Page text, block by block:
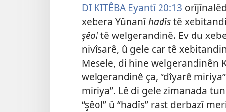
DI KITÊBA Eyantî 20:13
xebera Yûnanîhadîstê
şêoltê welgerandinê. Ev du
nivîsarê, û gele car tê
Mesele, di hine welgerandinên
welgerandinê ça, “dîyarê
miriya”. Lê di gele zimanada
“şêol” û “hadîs” rast derbazî